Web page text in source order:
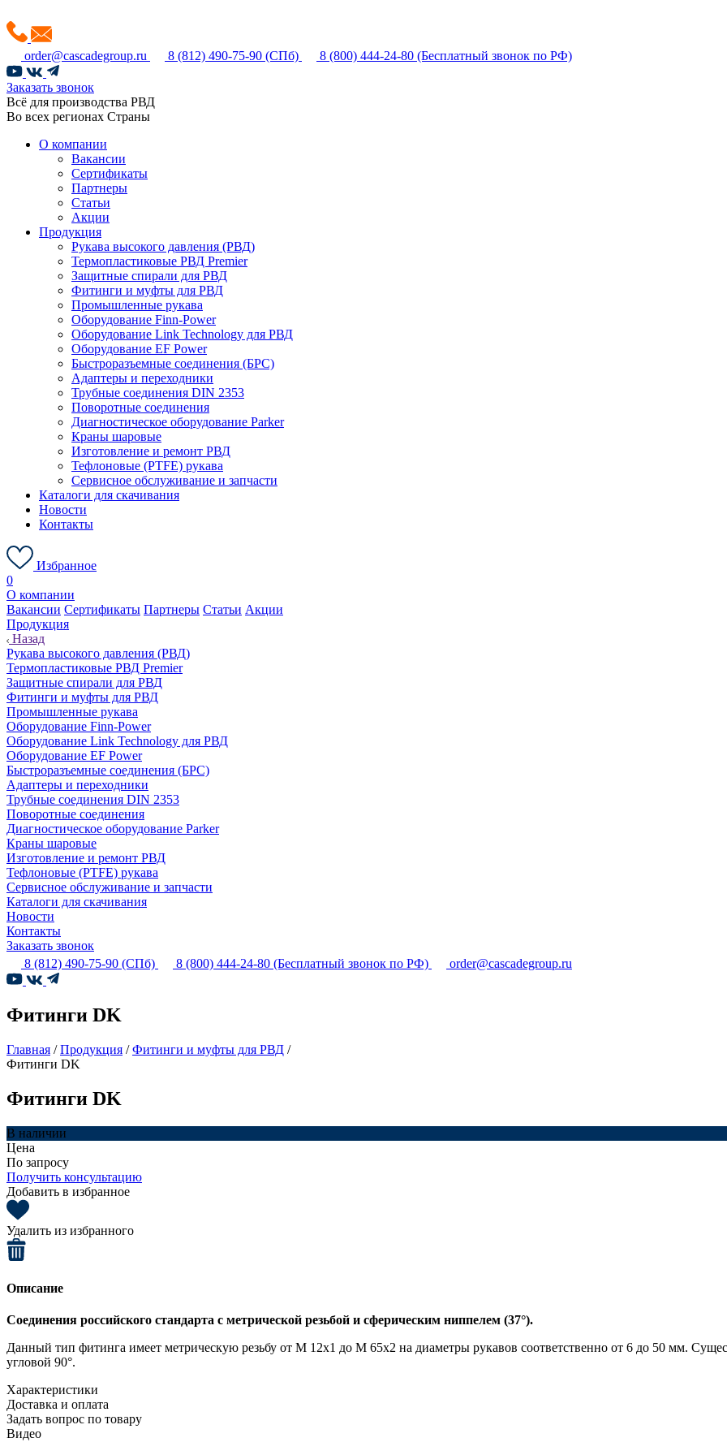
order@cascadegroup.ru 8 (812) 490-75-90 (СПб) 8 (800) 444-24-80 (Бесплатный звонок по РФ)
Заказать звонок
Всё для производства РВД
Во всех регионах Страны
О компании
Вакансии
Сертификаты
Партнеры
Статьи
Акции
Продукция
Рукава высокого давления (РВД)
Термопластиковые РВД Premier
Защитные спирали для РВД
Фитинги и муфты для РВД
Промышленные рукава
Оборудование Finn-Power
Оборудование Link Technology для РВД
Оборудование EF Power
Быстроразъемные соединения (БРС)
Адаптеры и переходники
Трубные соединения DIN 2353
Поворотные соединения
Диагностическое оборудование Parker
Краны шаровые
Изготовление и ремонт РВД
Тефлоновые (PTFE) рукава
Сервисное обслуживание и запчасти
Каталоги для скачивания
Новости
Контакты
Избранное
0
О компании
Вакансии Сертификаты Партнеры Статьи Акции
Продукция
Назад
Рукава высокого давления (РВД)
Термопластиковые РВД Premier
Защитные спирали для РВД
Фитинги и муфты для РВД
Промышленные рукава
Оборудование Finn-Power
Оборудование Link Technology для РВД
Оборудование EF Power
Быстроразъемные соединения (БРС)
Адаптеры и переходники
Трубные соединения DIN 2353
Поворотные соединения
Диагностическое оборудование Parker
Краны шаровые
Изготовление и ремонт РВД
Тефлоновые (PTFE) рукава
Сервисное обслуживание и запчасти
Каталоги для скачивания
Новости
Контакты
Заказать звонок
8 (812) 490-75-90 (СПб) 8 (800) 444-24-80 (Бесплатный звонок по РФ) order@cascadegroup.ru
Фитинги DK
Главная /Продукция /Фитинги и муфты для РВД /
Фитинги DK
Фитинги DK
В наличии
Цена
По запросу
Получить консультацию
Добавить в избранное
Удалить из избранного
Описание
Соединения российского стандарта с метрической резьбой и сферическим ниппелем (37°).
Данный тип фитинга имеет метрическую резьбу от М 12x1 до М 65x2 на диаметры рукавов соответственно от 6 до 50 мм.
угловой 90°.
Характеристики
Доставка и оплата
Задать вопрос по товару
Видео